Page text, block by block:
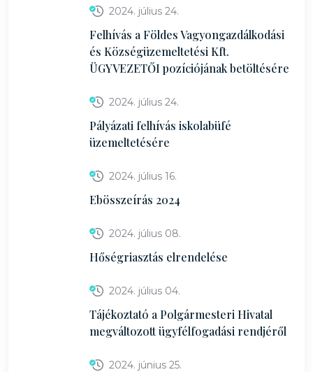
2024. július 24.
Felhívás a Földes Vagyongazdálkodási
és Községüzemeltetési Kft.
ÜGYVEZETŐI pozíciójának betöltésére
2024. július 24.
Pályázati felhívás iskolabüfé
üzemeltetésére
2024. július 16.
Ebösszeírás 2024
2024. július 08.
Hőségriasztás elrendelése
2024. július 04.
Tájékoztató a Polgármesteri Hivatal
megváltozott ügyfélfogadási rendjéről
2024. június 25.